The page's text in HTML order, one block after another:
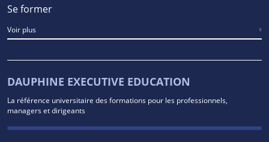
Se former
Voir plus
DAUPHINE EXECUTIVE EDUCATION
La référence universitaire des formations pour les professionnels,
managers et dirigeants